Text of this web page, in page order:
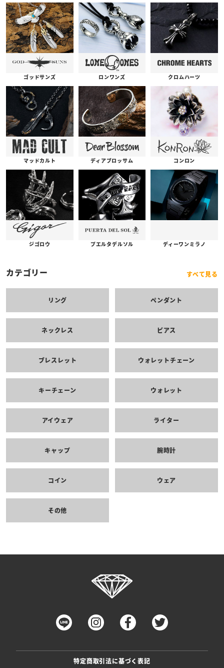
ゴッドサンズ ロンワンズ クロムハーツ
マッドカルト ディアブロッサム コンロン
ジゴロウ プエルタデルソル ディーワンミラノ
カテゴリー すべて見る
リング ペンダント
ネックレス ピアス
ブレスレット ウォレットチェーン
キーチェーン ウォレット
アイウェア ライター
キャップ 腕時計
コイン ウェア
その他
特定商取引法に基づく表記